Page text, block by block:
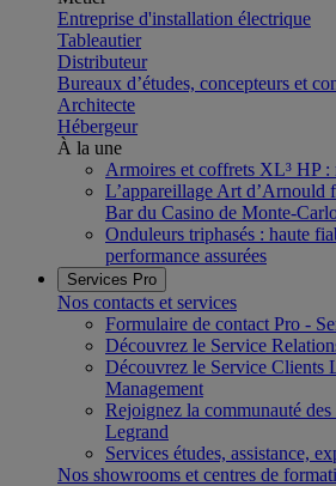
Entreprise d'installation électrique
Tableautier
Distributeur
Bureaux d’études, concepteurs et
Architecte
Hébergeur
À la une
Armoires et coffrets XL³ HP :
L’appareillage Art d’Arnould
Bar du Casino de Monte-
Onduleurs triphasés : haute
performance assurées
Services Pro
Nos contacts et services
Formulaire de contact Pro -
Découvrez le Service
Découvrez le Service Clients
Management
Rejoignez la communauté
Legrand
Services études, assistance,
Nos showrooms et centres de